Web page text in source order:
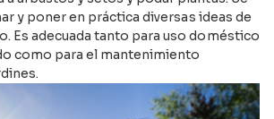
y poner en práctica diversas ideas de
Es adecuada tanto para uso doméstico
como para el mantenimiento